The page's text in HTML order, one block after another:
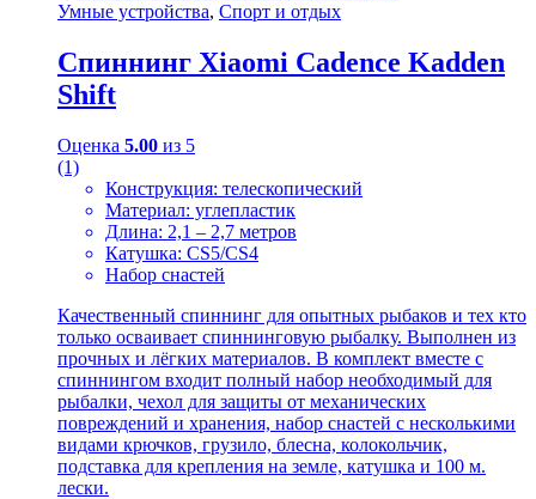
Умные устройства, Спорт и отдых
Спиннинг Xiaomi Cadence Kadden
Shift
Оценка 5.00 из 5
(1)
Конструкция: телескопический
Материал: углепластик
Длина: 2,1 – 2,7 метров
Катушка: CS5/CS4
Набор снастей
Качественный спиннинг для опытных рыбаков и тех кто
только осваивает спиннинговую рыбалку. Выполнен из
прочных и лёгких материалов. В комплект вместе с
спиннингом входит полный набор необходимый для
рыбалки, чехол для защиты от механических
повреждений и хранения, набор снастей с несколькими
видами крючков, грузило, блесна, колокольчик,
подставка для крепления на земле, катушка и 100 м.
лески.